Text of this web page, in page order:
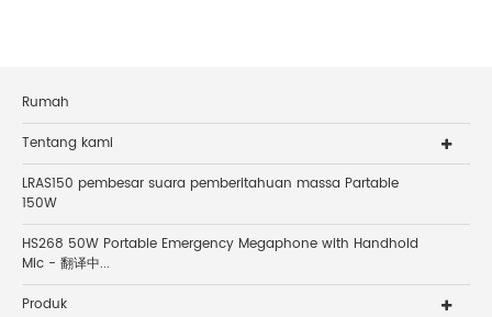
Rumah
Tentang kami
LRAS150 pembesar suara pemberitahuan massa Partable
150W
HS268 50W Portable Emergency Megaphone with Handhold
Mic - 翻译中...
Produk